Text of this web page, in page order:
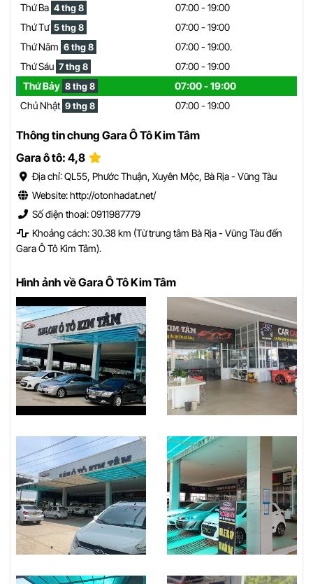
Thứ Ba 4 thg 8
07:00 - 19:00
Thứ Tư 5 thg 8
07:00 - 19:00
Thứ Năm 6 thg 8
07:00 - 19:00.
Thứ Sáu 7 thg 8
07:00 - 19:00
Thứ Bảy 8 thg 8
07:00 - 19:00
Chủ Nhật 9 thg 8 07:00 - 19:00
Thông tin chung Gara Ô Tô Kim Tâm
Gara ô tô: 4,8
Địa chỉ: QL55, Phước Thuận, Xuyên Mộc, Bà Rịa - Vũng Tàu
Website: http://otonhadat.net/
Số điện thoại: 0911987779
Khoảng cách: 30.38 km (Từ trung tâm Bà Rịa - Vũng Tàu đến
Gara Ô Tô Kim Tâm).
Hình ảnh về Gara Ô Tô Kim Tâm